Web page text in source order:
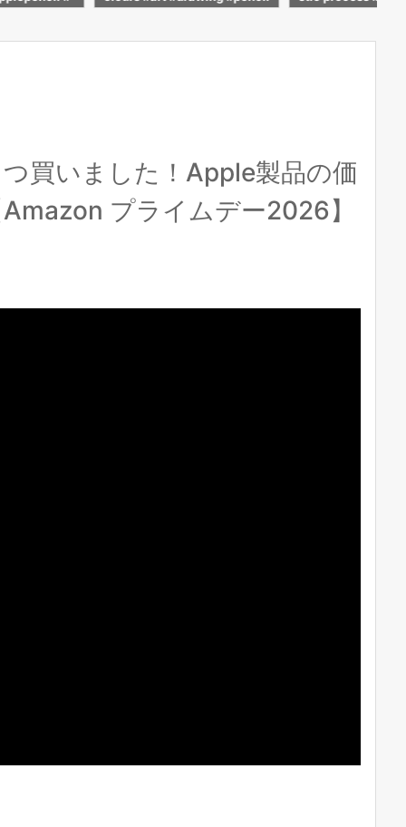
買いました！Apple製品の価
プライムデー2026】